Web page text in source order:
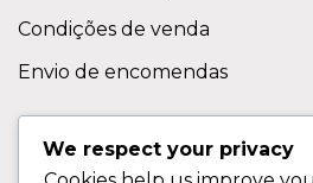
Condições de venda
Envio de encomendas
We respect your privacy